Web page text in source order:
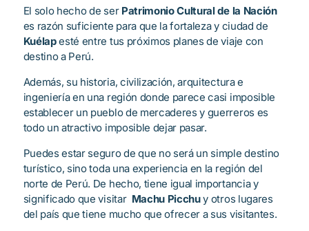
El solo hecho de ser Patrimonio Cultural de la Nación
es razón suficiente para que la fortaleza y ciudad de
Kuélapesté entre tus próximos planes de viaje con
destino a Perú.
Además, su historia, civilización, arquitectura e
ingeniería en una región donde parece casi imposible
establecer un pueblo de mercaderes y guerreros es
todo un atractivo imposible dejar pasar.
Puedes estar seguro de que no será un simple destino
turístico, sino toda una experiencia en la región del
norte de Perú. De hecho, tiene igual importancia y
significado que visitar Machu Picchuy otros lugares
del país que tiene mucho que ofrecer a sus visitantes.